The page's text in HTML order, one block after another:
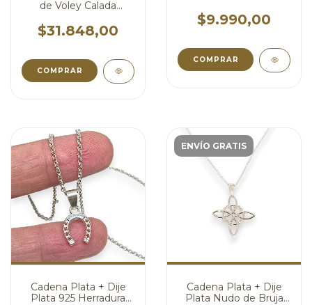
de Voley Calada
$31.848,00
$9.990,00
Cadena Plata + Dije
Plata 925 Herradura
ENVÍO GRATIS
Cadena Plata + Dije
Plata Nudo de Bruja